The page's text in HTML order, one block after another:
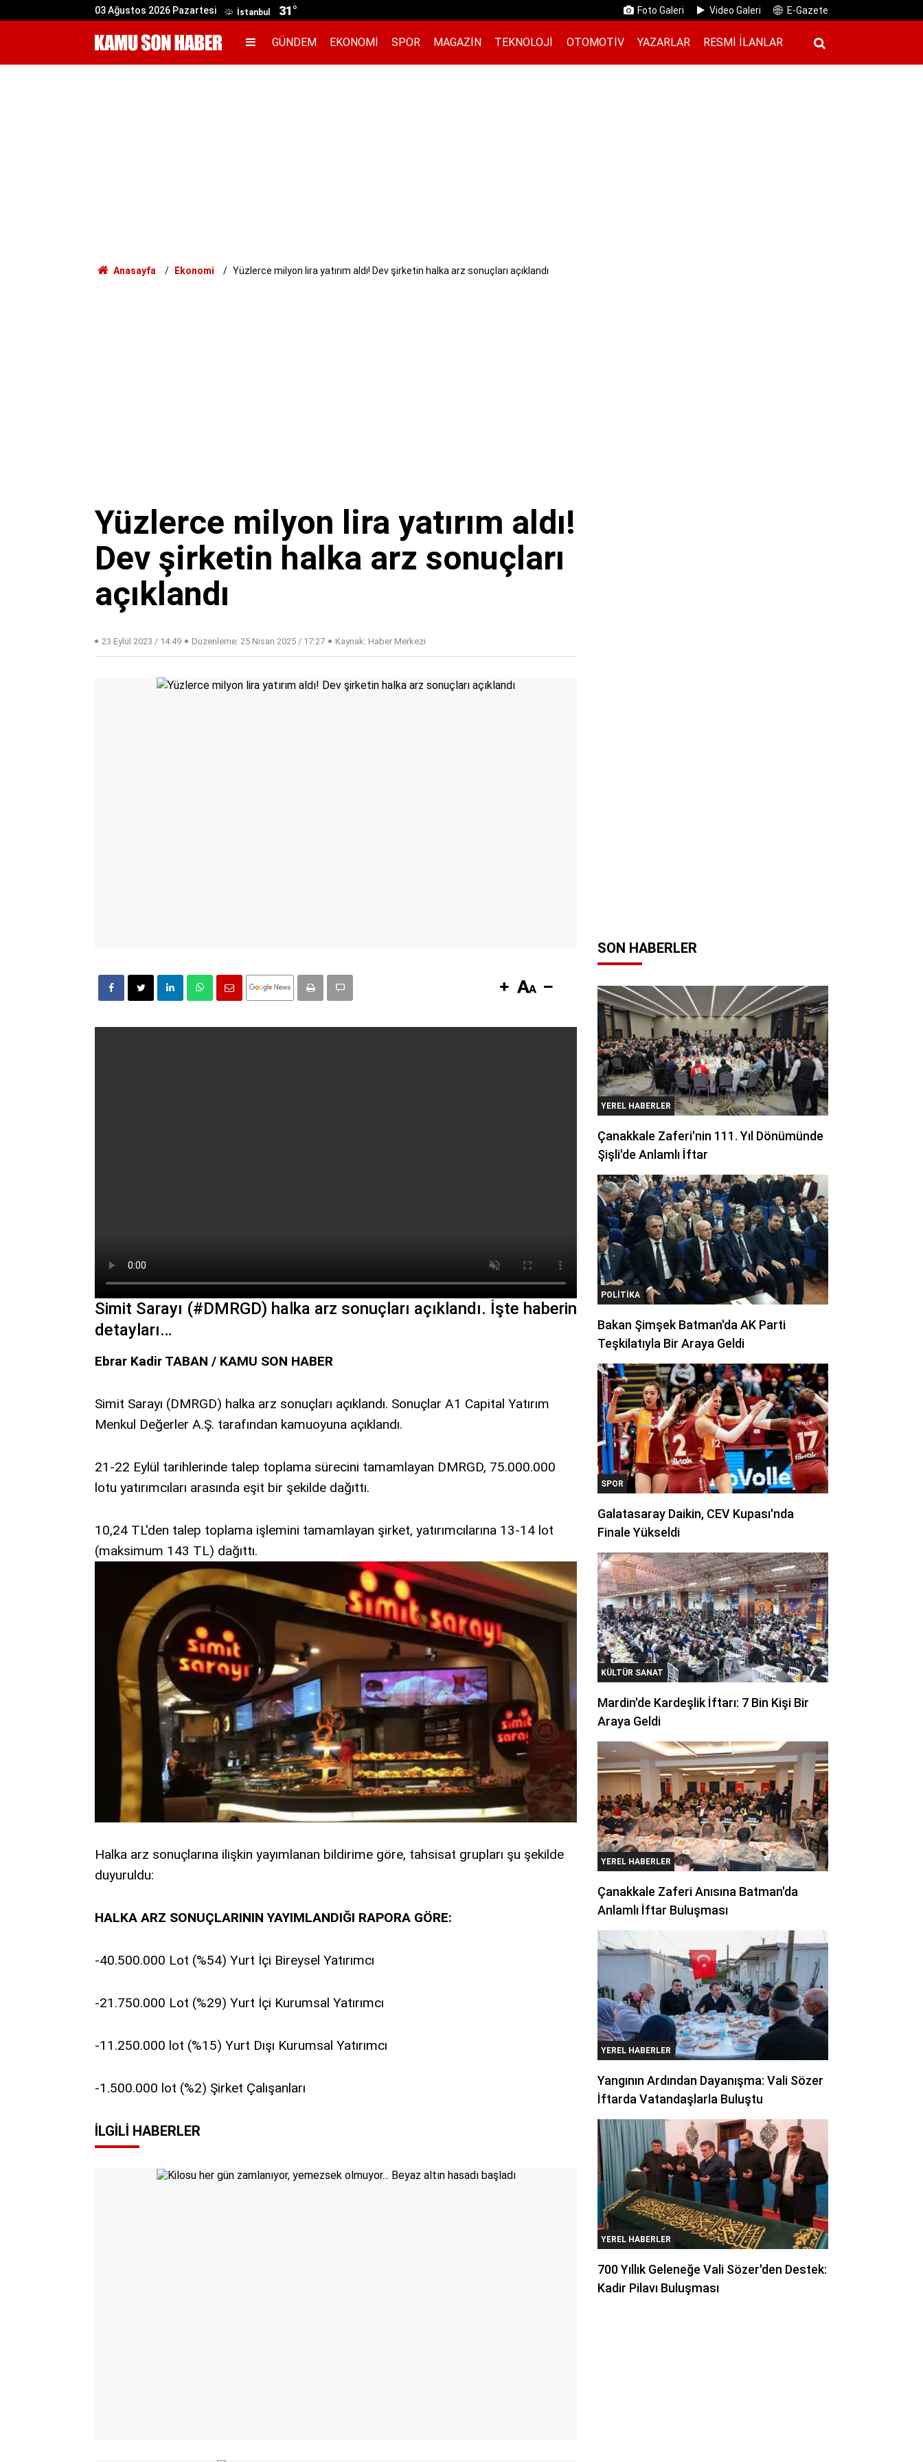
03 Ağustos 2026 Pazartesi İstanbul 31° Foto Galeri Video Galeri E-Gazete
GÜNDEM EKONOMI SPOR MAGAZIN TEKNOLOJI OTOMOTIV YAZARLAR RESMI İ̇LANLAR
Anasayfa Ekonomi Yüzlerce milyon lira yatırım aldı! Dev şirketin halka arz sonuçları açıklandı
Yüzlerce milyon lira yatırım aldı!
Dev şirketin halka arz sonuçları
açıklandı
23 Eylül 2023 / 14:49 Düzenleme: 25 Nisan 2025 / 17:27 Kaynak: Haber Merkezi
Simit Sarayı (#DMRGD) halka arz sonuçları açıklandı. İşte haberin
detayları…
Ebrar Kadir TABAN / KAMU SON HABER
Simit Sarayı (DMRGD) halka arz sonuçları açıklandı. Sonuçlar A1 Capital Yatırım
Menkul Değerler A.Ş. tarafından kamuoyuna açıklandı.
21-22 Eylül tarihlerinde talep toplama sürecini tamamlayan DMRGD, 75.000.000
lotu yatırımcıları arasında eşit bir şekilde dağıttı.
10,24 TL'den talep toplama işlemini tamamlayan şirket, yatırımcılarına 13-14 lot
(maksimum 143 TL) dağıttı.
Halka arz sonuçlarına ilişkin yayımlanan bildirime göre, tahsisat grupları şu şekilde
duyuruldu:
HALKA ARZ SONUÇLARININ YAYIMLANDIĞI RAPORA GÖRE:
-40.500.000 Lot (%54) Yurt İçi Bireysel Yatırımcı
-21.750.000 Lot (%29) Yurt İçi Kurumsal Yatırımcı
-11.250.000 lot (%15) Yurt Dışı Kurumsal Yatırımcı
-1.500.000 lot (%2) Şirket Çalışanları
İLGILI HABERLER
SON HABERLER
YEREL HABERLER
Çanakkale Zaferi'nin 111. Yıl Dönümünde
Şişli'de Anlamlı İftar
POLITIKA
Bakan Şimşek Batman'da AK Parti
Teşkilatıyla Bir Araya Geldi
SPOR
Galatasaray Daikin, CEV Kupası'nda
Finale Yükseldi
KÜLTÜR SANAT
Mardin'de Kardeşlik İftarı: 7 Bin Kişi Bir
Araya Geldi
YEREL HABERLER
Çanakkale Zaferi Anısına Batman'da
Anlamlı İftar Buluşması
YEREL HABERLER
Yangının Ardından Dayanışma: Vali Sözer
İftarda Vatandaşlarla Buluştu
YEREL HABERLER
700 Yıllık Geleneğe Vali Sözer'den Destek:
Kadir Pilavı Buluşması